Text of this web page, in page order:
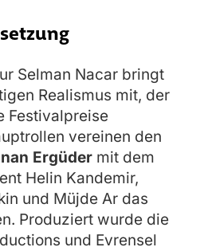
Selman Nacar bringt
Realismus mit, der
Festivalpreise
vereinen den
Ergüder mit dem
Helin Kandemir,
und Müjde Ar das
Produziert wurde die
und Evrensel